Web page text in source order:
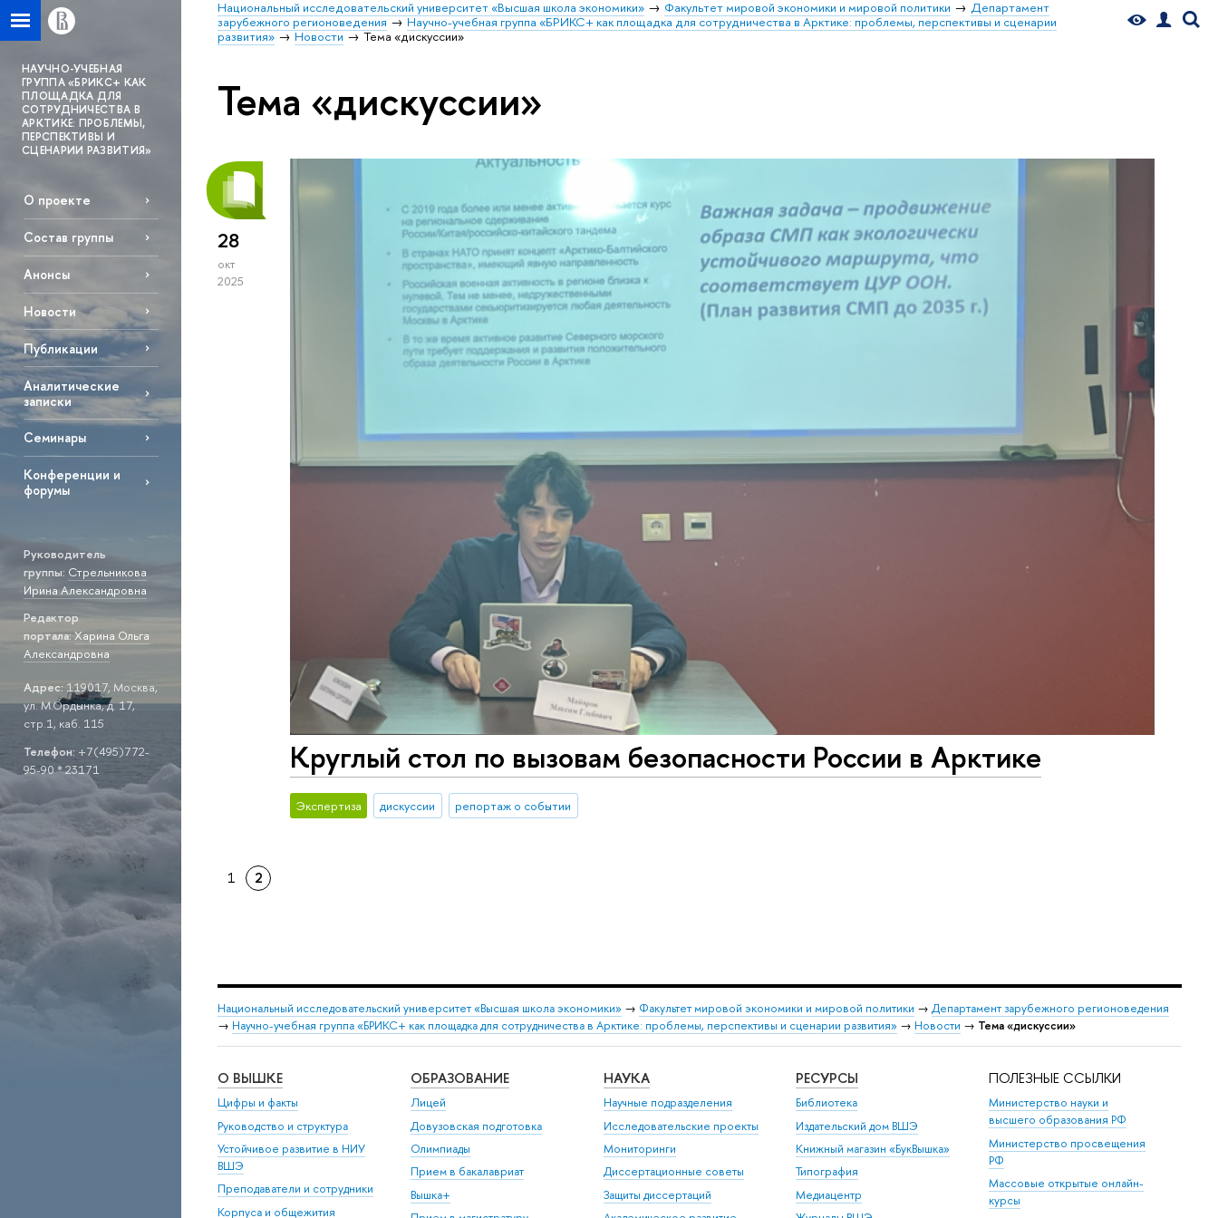
Национальный исследовательский университет «Высшая школа экономики» Факультет мировой экономики и мировой политики
Департамент
зарубежного регионоведения
Научно-учебная группа «БРИКС+ как площадка для сотрудничества в Арктике: проблемы, перспективы и сценарии
развития»
Новости Тема «дискуссии»
НАУЧНО-УЧЕБНАЯ
ГРУППА «БРИКС+ КАК
ПЛОЩАДКА ДЛЯ
СОТРУДНИЧЕСТВА В
АРКТИКЕ: ПРОБЛЕМЫ,
ПЕРСПЕКТИВЫ И
СЦЕНАРИИ РАЗВИТИЯ»
О проекте
Состав группы
Анонсы
Новости
Публикации
Аналитические
записки
Семинары
Конференции и
форумы
Руководитель
группы: Стрельникова
Ирина Александровна
Редактор
портала: Харина Ольга
Александровна
Адрес: 119017, Москва,
ул. М.Ордынка, д. 17,
стр.1, каб. 115
Телефон: +7(495)772-
95-90 * 23171
Тема «дискуссии»
28
окт
2025
Круглый стол по вызовам безопасности России в Арктике
Экспертиза дискуссии репортаж о событии
1 2
Национальный исследовательский университет «Высшая школа экономики» → Факультет мировой экономики и мировой политики → Департамент зарубежного регионоведения
→ Научно-учебная группа «БРИКС+ как площадка для сотрудничества в Арктике: проблемы, перспективы и сценарии развития» → Новости → Тема «дискуссии»
О ВЫШКЕ
Цифры и факты
Руководство и структура
Устойчивое развитие в НИУ
ВШЭ
Преподаватели и сотрудники
Корпуса и общежития
ОБРАЗОВАНИЕ
Лицей
Довузовская подготовка
Олимпиады
Прием в бакалавриат
Вышка+
НАУКА
Научные подразделения
Исследовательские проекты
Мониторинги
Диссертационные советы
Защиты диссертаций
РЕСУРСЫ
Библиотека
Издательский дом ВШЭ
Книжный магазин «БукВышка»
Типография
Медиацентр
ПОЛЕЗНЫЕ ССЫЛКИ
Министерство науки и
высшего образования РФ
Министерство просвещения
РФ
Массовые открытые онлайн-
курсы